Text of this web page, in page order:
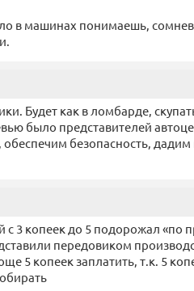
в машинах понимаешь,
Будет как в ломбарде,
было представителей
безопасность,
с 3 копеек до 5 подорожал «по
передовиком
5 копеек заплатить, т.к. 5